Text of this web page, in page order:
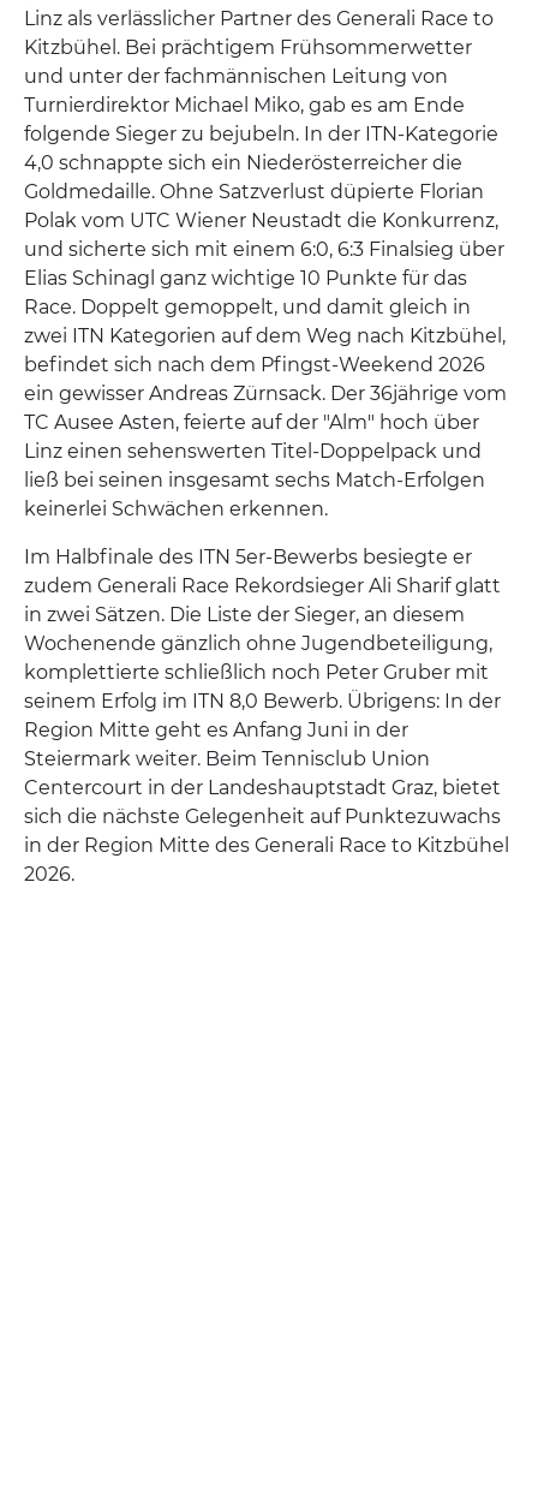
Linz als verlässlicher Partner des Generali Race to
Kitzbühel. Bei prächtigem Frühsommerwetter
und unter der fachmännischen Leitung von
Turnierdirektor Michael Miko, gab es am Ende
folgende Sieger zu bejubeln. In der ITN-Kategorie
4,0 schnappte sich ein Niederösterreicher die
Goldmedaille. Ohne Satzverlust düpierte Florian
Polak vom UTC Wiener Neustadt die Konkurrenz,
und sicherte sich mit einem 6:0, 6:3 Finalsieg über
Elias Schinagl ganz wichtige 10 Punkte für das
Race. Doppelt gemoppelt, und damit gleich in
zwei ITN Kategorien auf dem Weg nach Kitzbühel,
befindet sich nach dem Pfingst-Weekend 2026
ein gewisser Andreas Zürnsack. Der 36jährige vom
TC Ausee Asten, feierte auf der "Alm" hoch über
Linz einen sehenswerten Titel-Doppelpack und
ließ bei seinen insgesamt sechs Match-Erfolgen
keinerlei Schwächen erkennen.
Im Halbfinale des ITN 5er-Bewerbs besiegte er
zudem Generali Race Rekordsieger Ali Sharif glatt
in zwei Sätzen. Die Liste der Sieger, an diesem
Wochenende gänzlich ohne Jugendbeteiligung,
komplettierte schließlich noch Peter Gruber mit
seinem Erfolg im ITN 8,0 Bewerb. Übrigens: In der
Region Mitte geht es Anfang Juni in der
Steiermark weiter. Beim Tennisclub Union
Centercourt in der Landeshauptstadt Graz, bietet
sich die nächste Gelegenheit auf Punktezuwachs
in der Region Mitte des Generali Race to Kitzbühel
2026.